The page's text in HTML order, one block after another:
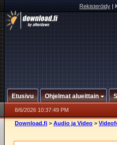
Rekisteröidy|
Etusivu Ohjelmat alueittain
8/6/2026 10:37:49 PM
Download.fi > Audio ja Video >